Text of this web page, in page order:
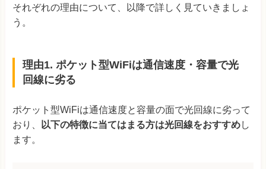
それぞれの理由について、以降で詳しく見ていきましょ
う。
理由1. ポケット型WiFiは通信速度・容量で光
回線に劣る
ポケット型WiFiは通信速度と容量の面で光回線に劣って
おり、
以下の特徴に当てはまる方は光回線をおすすめし
ます。